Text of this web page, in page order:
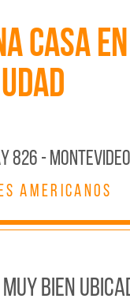
CASA
826 - MONTEVIDEO
AMERICANOS
BIEN